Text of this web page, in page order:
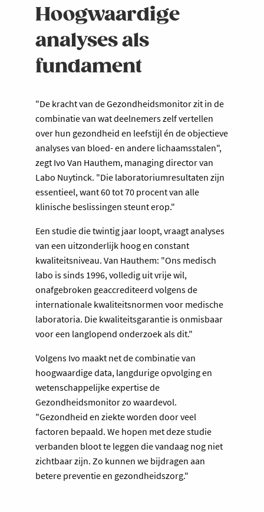
Hoogwaardige
analyses als
fundament
"De kracht van de Gezondheidsmonitor zit in de
combinatie van wat deelnemers zelf vertellen
over hun gezondheid en leefstijl én de objectieve
analyses van bloed- en andere lichaamsstalen",
zegt Ivo Van Hauthem, managing director van
Labo Nuytinck. "Die laboratoriumresultaten zijn
essentieel, want 60 tot 70 procent van alle
klinische beslissingen steunt erop."
Een studie die twintig jaar loopt, vraagt analyses
van een uitzonderlijk hoog en constant
kwaliteitsniveau. Van Hauthem: "Ons medisch
labo is sinds 1996, volledig uit vrije wil,
onafgebroken geaccrediteerd volgens de
internationale kwaliteitsnormen voor medische
laboratoria. Die kwaliteitsgarantie is onmisbaar
voor een langlopend onderzoek als dit."
Volgens Ivo maakt net de combinatie van
hoogwaardige data, langdurige opvolging en
wetenschappelijke expertise de
Gezondheidsmonitor zo waardevol.
"Gezondheid en ziekte worden door veel
factoren bepaald. We hopen met deze studie
verbanden bloot te leggen die vandaag nog niet
zichtbaar zijn. Zo kunnen we bijdragen aan
betere preventie en gezondheidszorg."